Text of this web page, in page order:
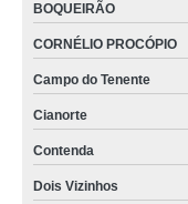
BOQUEIRÃO
CORNÉLIO PROCÓPIO
Campo do Tenente
Cianorte
Contenda
Dois Vizinhos